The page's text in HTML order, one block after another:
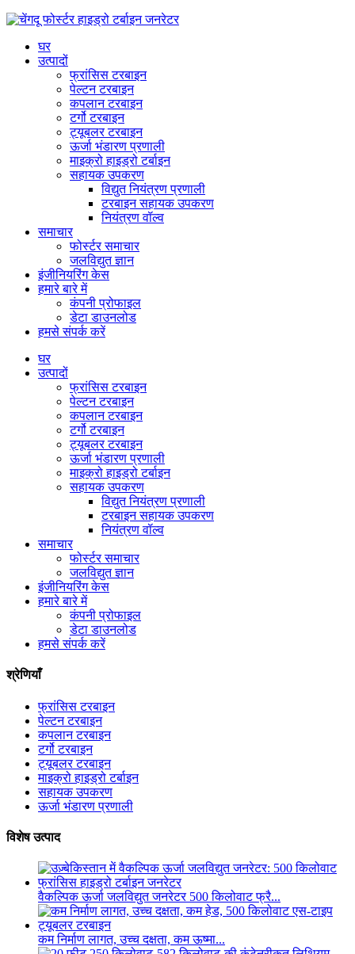
घर
उत्पादों
फ्रांसिस टरबाइन
पेल्टन टरबाइन
कपलान टरबाइन
टर्गो टरबाइन
ट्यूबलर टरबाइन
ऊर्जा भंडारण प्रणाली
माइक्रो हाइड्रो टर्बाइन
सहायक उपकरण
विद्युत नियंत्रण प्रणाली
टरबाइन सहायक उपकरण
नियंत्रण वॉल्व
समाचार
फोर्स्टर समाचार
जलविद्युत ज्ञान
इंजीनियरिंग केस
हमारे बारे में
कंपनी प्रोफाइल
डेटा डाउनलोड
हमसे संपर्क करें
घर
उत्पादों
फ्रांसिस टरबाइन
पेल्टन टरबाइन
कपलान टरबाइन
टर्गो टरबाइन
ट्यूबलर टरबाइन
ऊर्जा भंडारण प्रणाली
माइक्रो हाइड्रो टर्बाइन
सहायक उपकरण
विद्युत नियंत्रण प्रणाली
टरबाइन सहायक उपकरण
नियंत्रण वॉल्व
समाचार
फोर्स्टर समाचार
जलविद्युत ज्ञान
इंजीनियरिंग केस
हमारे बारे में
कंपनी प्रोफाइल
डेटा डाउनलोड
हमसे संपर्क करें
श्रेणियाँ
फ्रांसिस टरबाइन
पेल्टन टरबाइन
कपलान टरबाइन
टर्गो टरबाइन
ट्यूबलर टरबाइन
माइक्रो हाइड्रो टर्बाइन
सहायक उपकरण
ऊर्जा भंडारण प्रणाली
विशेष उत्पाद
वैकल्पिक ऊर्जा जलविद्युत जनरेटर 500 किलोवाट फ्रै...
कम निर्माण लागत, उच्च दक्षता, कम ऊष्मा...